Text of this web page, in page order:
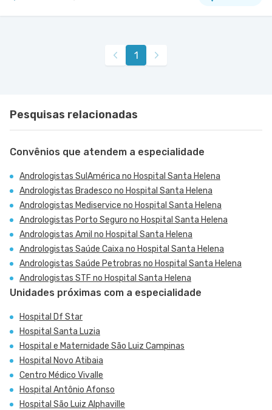
Centro Médico Df Star
Sgas nr. 914 - Asa Sul, Brasilia - DF
1
Pesquisas relacionadas
Convênios que atendem a especialidade
Andrologistas SulAmérica no Hospital Santa Helena
Andrologistas Bradesco no Hospital Santa Helena
Andrologistas Mediservice no Hospital Santa Helena
Andrologistas Porto Seguro no Hospital Santa Helena
Andrologistas Amil no Hospital Santa Helena
Andrologistas Saúde Caixa no Hospital Santa Helena
Andrologistas Saúde Petrobras no Hospital Santa Helena
Andrologistas STF no Hospital Santa Helena
Unidades próximas com a especialidade
Hospital Df Star
Hospital Santa Luzia
Hospital e Maternidade São Luiz Campinas
Hospital Novo Atibaia
Centro Médico Vivalle
Hospital Antônio Afonso
Hospital São Luiz Alphaville